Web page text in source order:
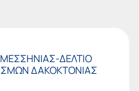
ΔΕΛΤΙΟ
ΔΑΚΟΚΤΟΝΙΑΣ